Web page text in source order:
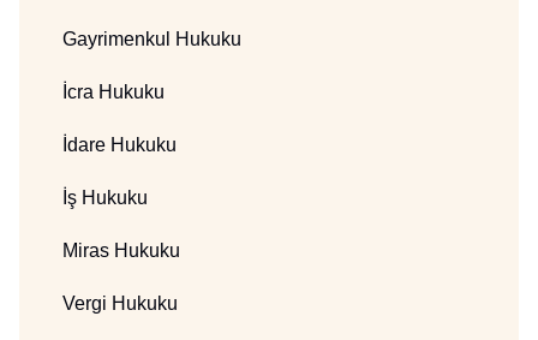
Gayrimenkul Hukuku
İcra Hukuku
İdare Hukuku
İş Hukuku
Miras Hukuku
Vergi Hukuku